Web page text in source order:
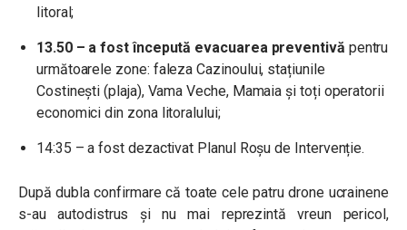
litoral;
13.50 – a fost începută evacuarea preventivă pentru
următoarele zone: faleza Cazinoului, stațiunile
Costinești (plaja), Vama Veche, Mamaia și toți operatorii
economici din zona litoralului;
14:35 – a fost dezactivat Planul Roșu de Intervenție.
După dubla confirmare că toate cele patru drone ucrainene
s-au autodistrus și nu mai reprezintă vreun pericol,